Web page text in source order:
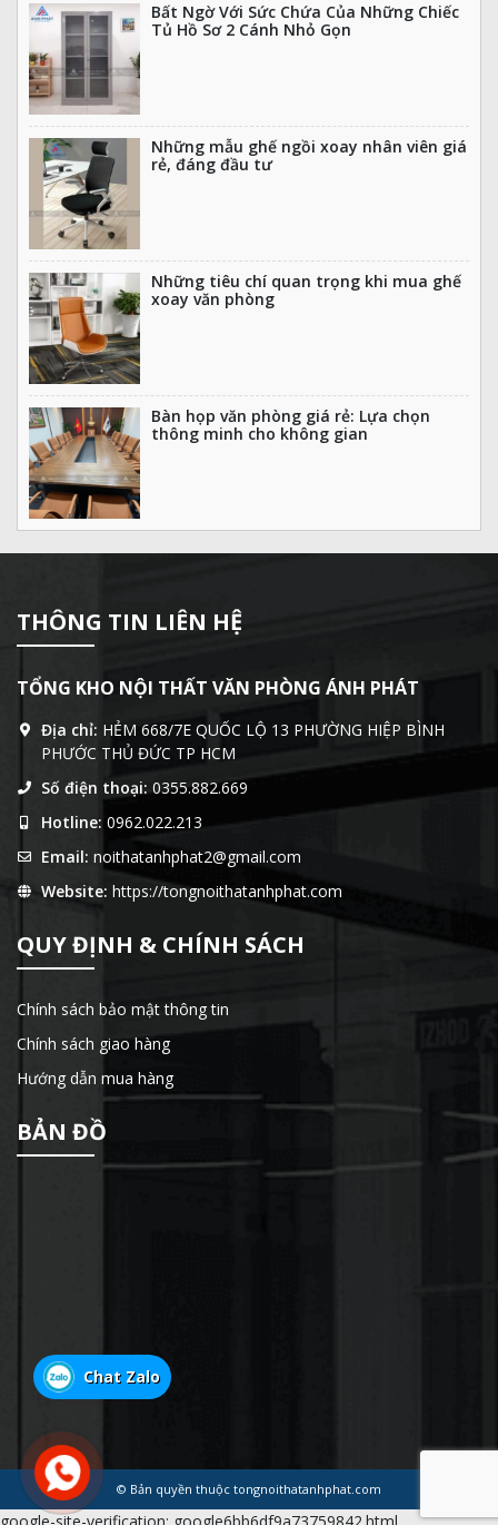
Bất Ngờ Với Sức Chứa Của Những Chiếc
Tủ Hồ Sơ 2 Cánh Nhỏ Gọn
Những mẫu ghế ngồi xoay nhân viên giá
rẻ, đáng đầu tư
Những tiêu chí quan trọng khi mua ghế
xoay văn phòng
Bàn họp văn phòng giá rẻ: Lựa chọn
thông minh cho không gian
THÔNG TIN LIÊN HỆ
TỔNG KHO NỘI THẤT VĂN PHÒNG ÁNH PHÁT
Địa chỉ: HẺM 668/7E QUỐC LỘ 13 PHƯỜNG HIỆP BÌNH
PHƯỚC THỦ ĐỨC TP HCM
Số điện thoại: 0355.882.669
Hotline: 0962.022.213
Email: noithatanhphat2@gmail.com
Website: https://tongnoithatanhphat.com
QUY ĐỊNH & CHÍNH SÁCH
Chính sách bảo mật thông tin
Chính sách giao hàng
Hướng dẫn mua hàng
BẢN ĐỒ
© Bản quyền thuộc tongnoithatanhphat.com
Chat Zalo